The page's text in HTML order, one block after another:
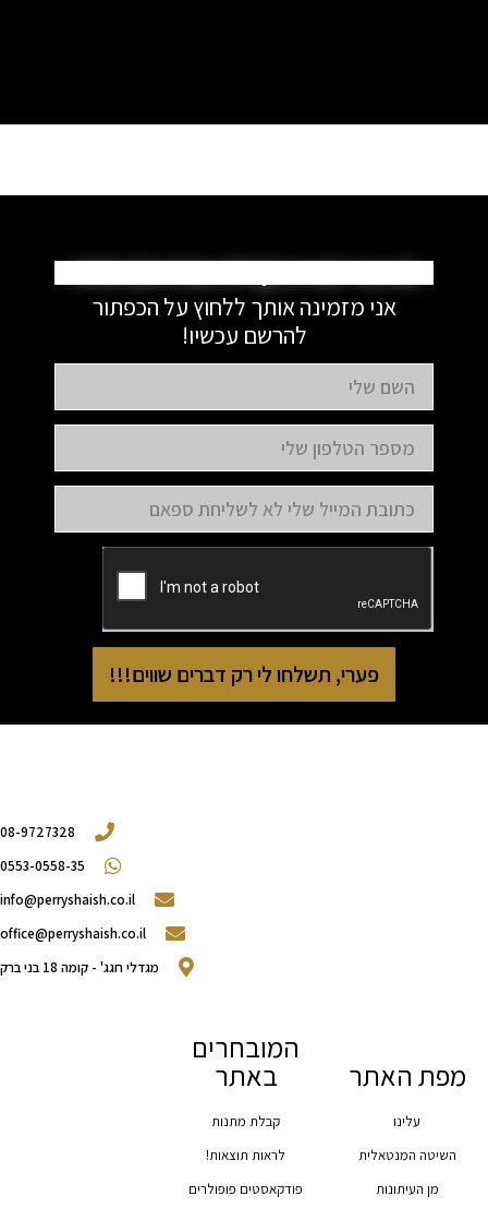
אני מזמינה אותך ללחוץ על הכפתור
להרשם עכשיו!
פערי, תשלחו לי רק דברים שווים!!!
08-9727328
0553-0558-35
info@perryshaish.co.il​
office@perryshaish.co.il
מגדלי חגג' - קומה 18 בני ברק
מפת האתר
עלינו
השיטה המנטאלית
מן העיתונות
המובחרים
באתר
קבלת מתנות
לראות תוצאות!
פודקאסטים פופולרים